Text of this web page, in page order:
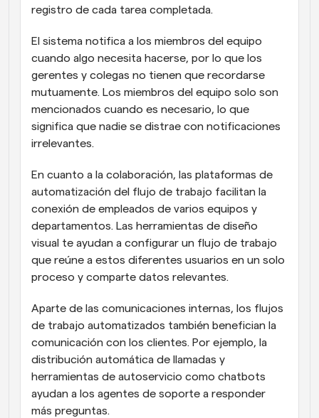
registro de cada tarea completada.
El sistema notifica a los miembros del equipo
cuando algo necesita hacerse, por lo que los
gerentes y colegas no tienen que recordarse
mutuamente. Los miembros del equipo solo son
mencionados cuando es necesario, lo que
significa que nadie se distrae con notificaciones
irrelevantes.
En cuanto a la colaboración, las plataformas de
automatización del flujo de trabajo facilitan la
conexión de empleados de varios equipos y
departamentos. Las herramientas de diseño
visual te ayudan a configurar un flujo de trabajo
que reúne a estos diferentes usuarios en un solo
proceso y comparte datos relevantes.
Aparte de las comunicaciones internas, los flujos
de trabajo automatizados también benefician la
comunicación con los clientes. Por ejemplo, la
distribución automática de llamadas y
herramientas de autoservicio como chatbots
ayudan a los agentes de soporte a responder
más preguntas.